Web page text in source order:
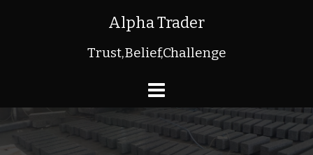
へ
Alpha Trader
Trust,Belief,Challenge